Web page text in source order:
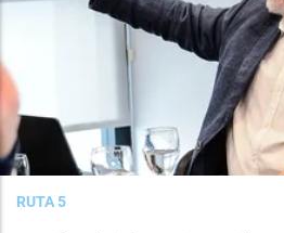
RUTA 5